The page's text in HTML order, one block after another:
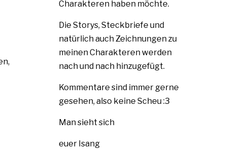
Charakteren haben möchte.
Die Storys, Steckbriefe und
natürlich auch Zeichnungen zu
meinen Charakteren werden
nach und nach hinzugefügt.
Kommentare sind immer gerne
gesehen, also keine Scheu :3
Man sieht sich
euer Isang